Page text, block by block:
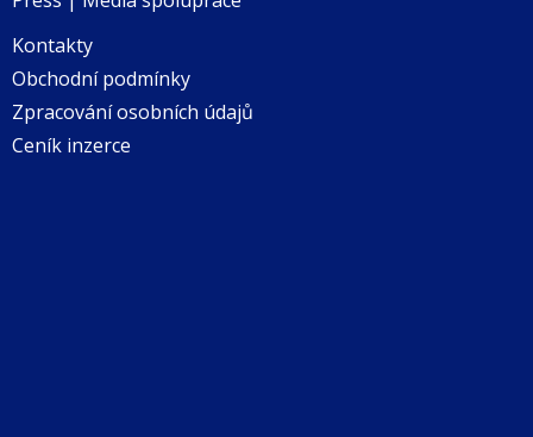
Kontakty
Obchodní podmínky
Zpracování osobních údajů
Ceník inzerce